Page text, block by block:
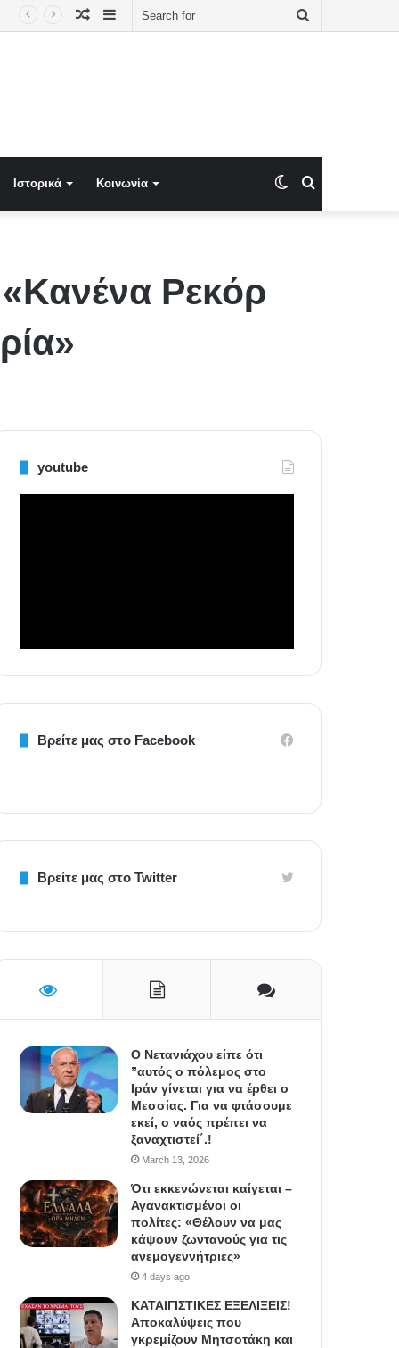
Sidebar
Random
Ιστορικά Κοινωνία Switch
Ρεκόρ
youtube
Βρείτε μας στο Facebook
Βρείτε μας στο Twitter
Ο Νετανιάχου είπε ότι
”αυτός ο πόλεμος στο
Ιράν γίνεται για να έρθει ο
Μεσσίας. Για να φτάσουμε
εκεί, ο ναός πρέπει να
ξαναχτιστεί΄.!
March 13, 2026
Ότι εκκενώνεται καίγεται –
Αγανακτισμένοι οι
πολίτες: «Θέλουν να μας
κάψουν ζωντανούς για τις
ανεμογεννήτριες»
4 days ago
ΚΑΤΑΙΓΙΣΤΙΚΕΣ ΕΞΕΛΙΞΕΙΣ!
Αποκαλύψεις που
γκρεμίζουν Μητσοτάκη και